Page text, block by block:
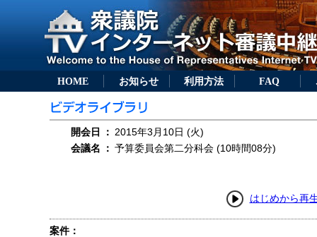
HOME お知らせ 利用方法 FAQ
開会日 ： 2015年3月10日 (火)
会議名
： 予算委員会第二分科会 (10時間08分)
はじめから再
案件：